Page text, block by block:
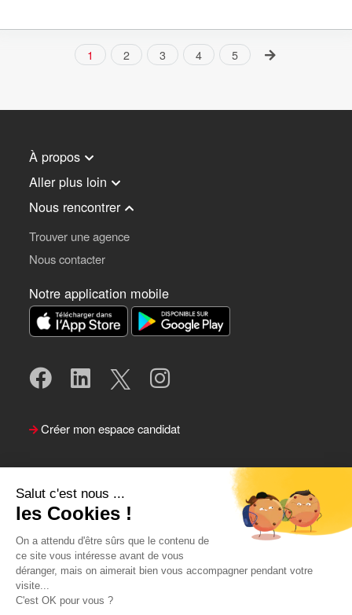
Salut c'est nous ...
les Cookies !
On a attendu d'être sûrs que le contenu de
ce site vous intéresse avant de vous
déranger, mais on aimerait bien vous accompagner pendant votre
visite...
C'est OK pour vous ?
1 2 3 4 5
À propos
Aller plus loin
Nous rencontrer
Trouver une agence
Nous contacter
Notre application mobile
Créer mon espace candidat